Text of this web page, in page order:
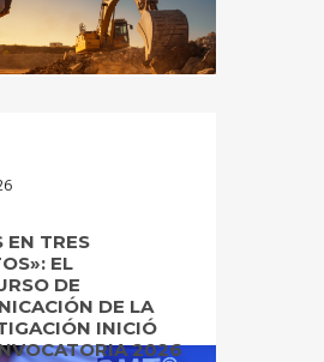
EN TRES
EL
DE
DE LA
INICIÓ
2026